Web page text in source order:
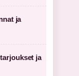
ja
ja